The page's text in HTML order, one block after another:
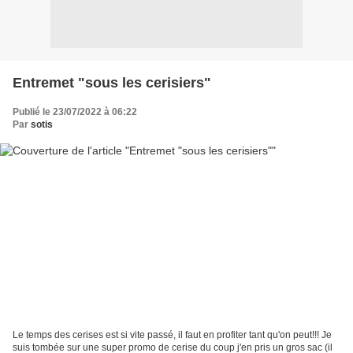
Entremet "sous les cerisiers"
Publié le 23/07/2022 à 06:22
Par sotis
Le temps des cerises est si vite passé, il faut en profiter tant qu'on peut!!! Je
suis tombée sur une super promo de cerise du coup j'en pris un gros sac (il